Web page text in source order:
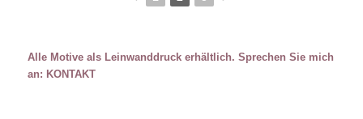
Alle Motive als Leinwanddruck erhältlich. Sprechen Sie mich
an: KONTAKT